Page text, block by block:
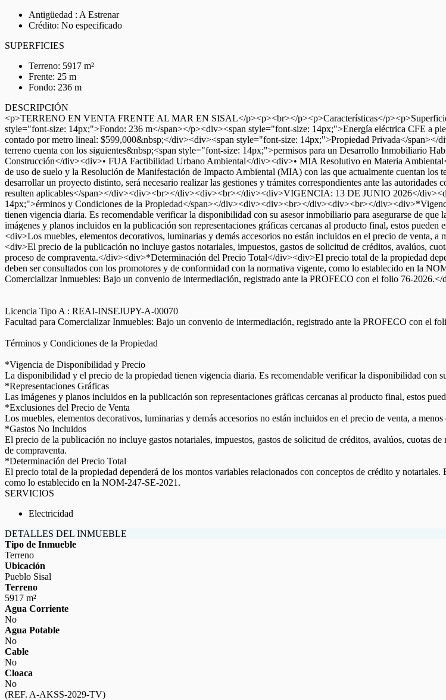
Antigüedad : A Estrenar
Crédito: No especificado
SUPERFICIES
Terreno: 5917 m²
Frente: 25 m
Fondo: 236 m
DESCRIPCIÓN
<p>TERRENO EN VENTA FRENTE AL MAR EN SISAL</p><p><br></p><p>Características</
style="font-size: 14px;">Fondo: 236 m</span></p><div><span style="font-size: 14px;">Energía eléctrica CFE a
contado por metro lineal: $599,000&nbsp;</div><div><span style="font-size: 14px;">Propiedad Privada</
terreno cuenta con los siguientes&nbsp;<span style="font-size: 14px;">permisos para un Desarrollo Inmobiliario
Construcción</div><div>• FUA Factibilidad Urbano Ambiental</div><div>• MIA Resolutivo en Materia
de uso de suelo y la Resolución de Manifestación de Impacto Ambiental (MIA) con las que actualmente cuentan los
desarrollar un proyecto distinto, será necesario realizar las gestiones y trámites correspondientes ante las
resulten aplicables</span></div><div><br></div><div><br></div><div>VIGENCIA: 13 DE JUNIO 2026</
14px;">érminos y Condiciones de la Propiedad</span></div><div><div><br></div><div><br></
tienen vigencia diaria. Es recomendable verificar la disponibilidad con su asesor inmobiliario para asegurarse de
imágenes y planos incluidos en la publicación son representaciones gráficas cercanas al producto final, estos
<div>Los muebles, elementos decorativos, luminarias y demás accesorios no están incluidos en el precio de
<div>El precio de la publicación no incluye gastos notariales, impuestos, gastos de solicitud de créditos, avalúos,
proceso de compraventa.</div><div>*Determinación del Precio Total</div><div>El precio total de la propiedad
deben ser consultados con los promotores y de conformidad con la normativa vigente, como lo establecido en la
Comercializar Inmuebles: Bajo un convenio de intermediación, registrado ante la PROFECO con el folio 76-
Licencia Tipo A : REAI-INSEJUPY-A-00070
Facultad para Comercializar Inmuebles: Bajo un convenio de intermediación, registrado ante la PROFECO con el
Términos y Condiciones de la Propiedad
*Vigencia de Disponibilidad y Precio
La disponibilidad y el precio de la propiedad tienen vigencia diaria. Es recomendable verificar la disponibilidad con
*Representaciones Gráficas
Las imágenes y planos incluidos en la publicación son representaciones gráficas cercanas al producto final, estos
*Exclusiones del Precio de Venta
Los muebles, elementos decorativos, luminarias y demás accesorios no están incluidos en el precio de venta, a
*Gastos No Incluidos
El precio de la publicación no incluye gastos notariales, impuestos, gastos de solicitud de créditos, avalúos, cuotas
de compraventa.
*Determinación del Precio Total
El precio total de la propiedad dependerá de los montos variables relacionados con conceptos de crédito y
como lo establecido en la NOM-247-SE-2021.
SERVICIOS
Electricidad
DETALLES DEL INMUEBLE
Tipo de Inmueble
Terreno
Ubicación
Pueblo Sisal
Terreno
5917 m²
Agua Corriente
No
Agua Potable
No
Cable
No
Cloaca
No
(REF. A-AKSS-2029-TV)